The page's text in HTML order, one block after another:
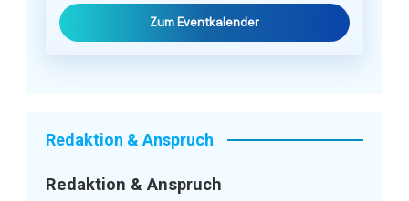
Zum Eventkalender
Redaktion & Anspruch
Redaktion & Anspruch